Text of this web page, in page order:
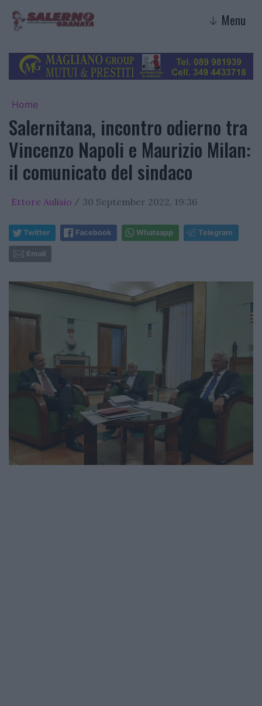
↓ Menu
Home
Salernitana, incontro odierno tra
Vincenzo Napoli e Maurizio Milan:
il comunicato del sindaco
Ettore Aulisio / 30 September 2022, 19:36
Twitter Facebook Whatsapp Telegram
Email